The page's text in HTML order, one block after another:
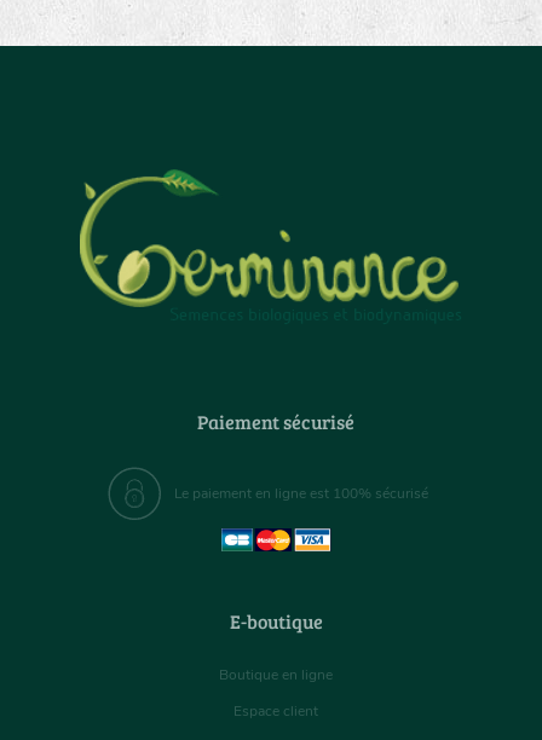
Paiement sécurisé
Le paiement en ligne est 100% sécurisé
E-boutique
Boutique en ligne
Espace client